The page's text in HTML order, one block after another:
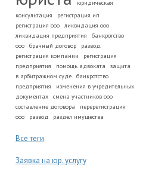
юридическая
консультация
регистрация ип
регистрация ооо
ликвидация ооо
ликвидация предприятия
банкротство
ооо
брачный договор
развод.
регистрация компании
регистрация
предприятия
помощь адвоката
защита
в арбитражном суде
банкротство
предприятия
изменения в учредительных
документах
смена участников ооо
составление договора
перерегистрация
ооо
развод раздел имущества
Все теги
Заявка на юр. услугу